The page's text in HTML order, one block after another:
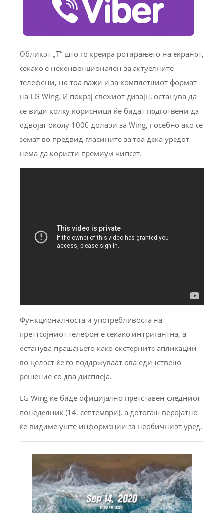
Обликот „Т“ што го креира ротирањето на екранот,
секако е неконвенционален за актуелните
телефони, но тоа важи и за комплетниот формат
на LG WIng. И покрај свежиот дизајн, останува да
се види колку корисници ќе бидат подготвени да
одвојат околу 1000 долари за Wing, посебно ако се
земат во предвид гласините за тоа дека уредот
нема да користи премиум чипсет.
Функционалноста и употребливоста на
преттсојниот телефон е секако интригантна, а
останува прашањето како екстерните апликации
во целост ќе го поддржуваат ова единствено
решение со два дисплеја.
LG Wing ќе биде официјално претставен следниот
понеделник (14. септември), а дотогаш веројатно
ќе видиме уште информации за необичниот уред.